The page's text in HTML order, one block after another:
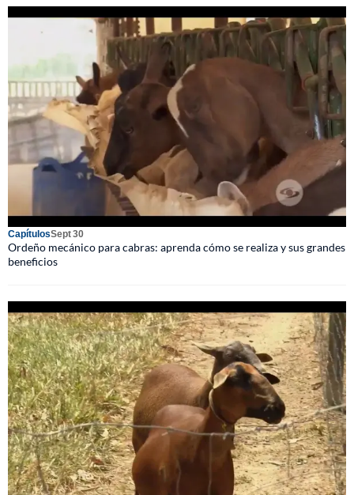
CapítulosSept 30
Ordeño mecánico para cabras: aprenda cómo se realiza y sus grandes
beneficios